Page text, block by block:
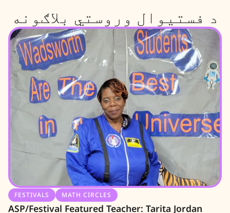
د فستیوال وروستي بلاګونه
FESTIVALS MATH CIRCLES
ASP/Festival Featured Teacher: Tarita Jordan